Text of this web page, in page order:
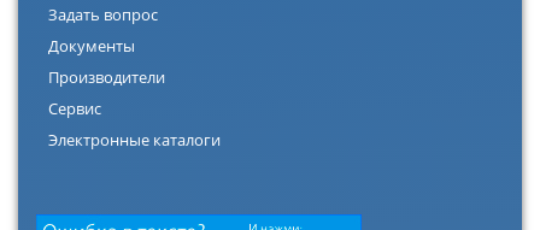
Задать вопрос
Документы
Производители
Сервис
Электронные каталоги